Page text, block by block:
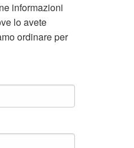
informazioni
lo avete
ordinare per